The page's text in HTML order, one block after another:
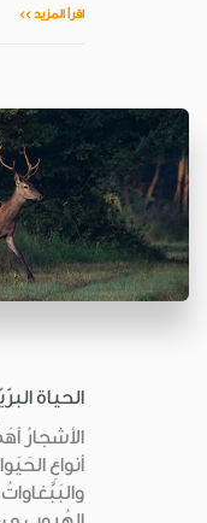
اقرأ المزيد >>
الحياة
الأشجارُ
أنواعِ